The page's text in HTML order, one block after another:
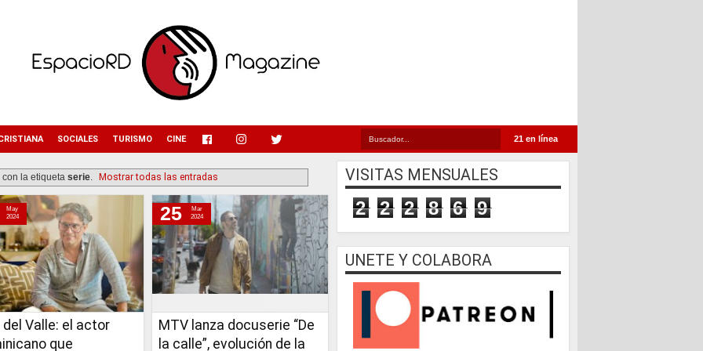
21 en línea
SOCIALES TURISMO CINE
con la etiquetaserie Mostrar todas las entradas
del Valle: el actor
que
May
2024
MTV lanza docuserie “De
la calle”, evolución de la
25
Mar
2024
VISITAS MENSUALES
2 2 2 8 6 9
UNETE Y COLABORA